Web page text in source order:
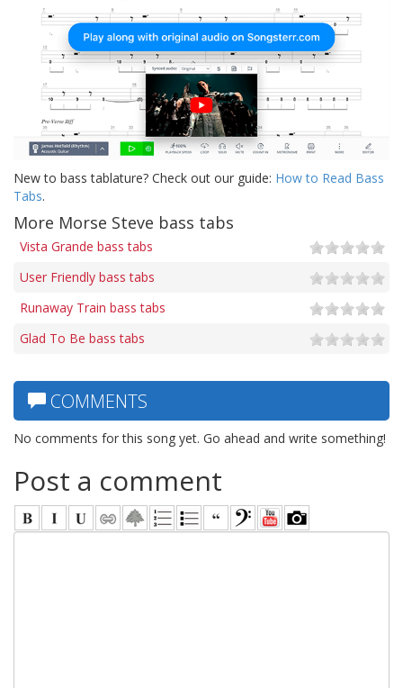
New to bass tablature? Check out our guide: How to Read Bass
Tabs.
More Morse Steve bass tabs
Vista Grande bass tabs
User Friendly bass tabs
Runaway Train bass tabs
Glad To Be bass tabs
COMMENTS
No comments for this song yet. Go ahead and write something!
Post a comment